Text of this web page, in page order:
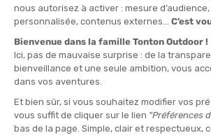
zecche sono quelle in cui la pelle è più sottile
capelluto, piega delle ginocchia e dei gomiti,
Preferireindumenti lunghi: pantaloni e
consigliati
Optare per
colori chiari
per individuare
Usareghette osovrapantaloniper una
supplementare
Portare un asciugamano o una coperta